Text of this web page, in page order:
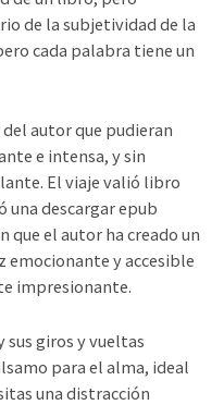
de la subjetividad de la
cada palabra tiene un
autor que pudieran
e intensa, y sin
El viaje valió libro
una descargar epub
que el autor ha creado un
emocionante y accesible
impresionante.
sus giros y vueltas
para el alma, ideal
una distracción